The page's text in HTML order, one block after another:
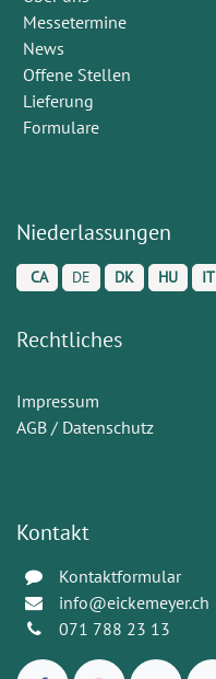
Messetermine
News
Offene Stellen
Lieferung
Formulare
Niederlassungen
CA DE DK HU IT
Rechtliches
Impressum
AGB / Datenschutz
Kontakt
Kontaktformular
info@eickemeyer.ch
071 788 23 13